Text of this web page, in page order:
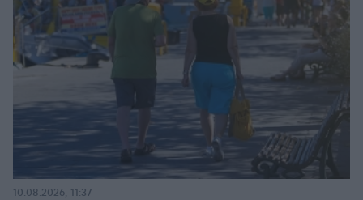
10.08.2026, 11:37